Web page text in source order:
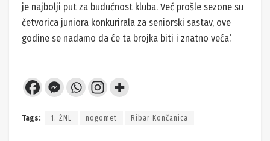
je najbolji put za budućnost kluba. Već prošle sezone su
četvorica juniora konkurirala za seniorski sastav, ove
godine se nadamo da će ta brojka biti i znatno veća.’
Tags: 1. ŽNL nogomet Ribar Končanica